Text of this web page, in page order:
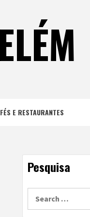
E RESTAURANTES
Pesquisa